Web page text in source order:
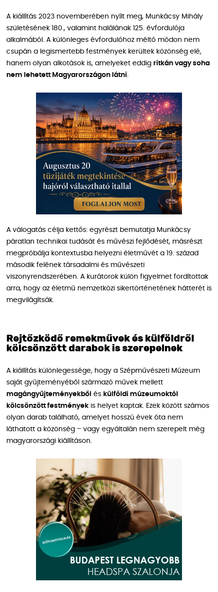
A kiállítás 2023 novemberében nyílt meg, Munkácsy Mihály
születésének 180., valamint halálának 125. évfordulója
alkalmából. A különleges évfordulóhoz méltó módon nem
csupán a legismertebb festmények kerültek közönség elé,
hanem olyan alkotások is, amelyeket eddig ritkán vagy soha
nem lehetett Magyarországon látni.
A válogatás célja kettős: egyrészt bemutatja Munkácsy
páratlan technikai tudását és művészi fejlődését, másrészt
megpróbálja kontextusba helyezni életművét a 19. század
második felének társadalmi és művészeti
viszonyrendszerében. A kurátorok külön figyelmet fordítottak
arra, hogy az életmű nemzetközi sikertörténetének hátterét is
megvilágítsák.
Rejtőzködő remekművek és külföldről
kölcsönzött darabok is szerepelnek
A kiállítás különlegessége, hogy a Szépművészeti Múzeum
saját gyűjteményéből származó művek mellett
magángyűjteményekből és külföldi múzeumoktól
kölcsönzött festmények is helyet kaptak. Ezek között számos
olyan darab található, amelyet hosszú évek óta nem
láthatott a közönség – vagy egyáltalán nem szerepelt még
magyarországi kiállításon.